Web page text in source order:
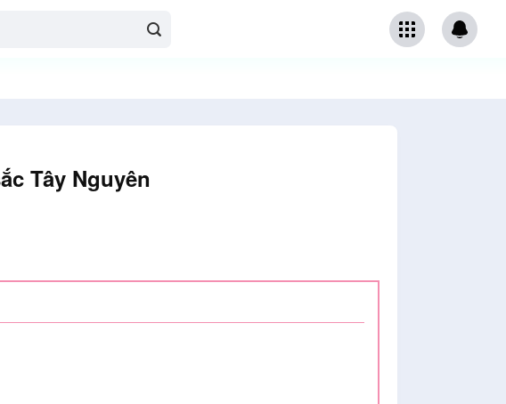
Tây Nguyên